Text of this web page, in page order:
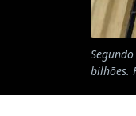
bilhões.